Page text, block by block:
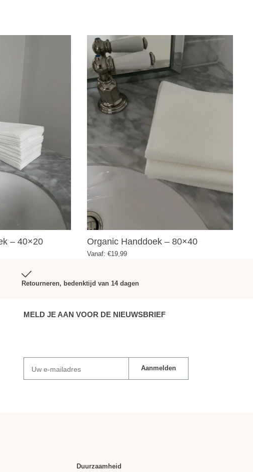
– 40×20 Organic Handdoek – 80×40
Vanaf: €19,99
Retourneren, bedenktijd van 14 dagen
MELD JE AAN VOOR DE NIEUWSBRIEF
Uw e-mailadres Aanmelden
Duurzaamheid